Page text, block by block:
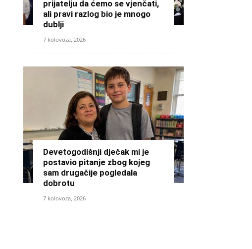
prijatelju da ćemo se vjenčati,
ali pravi razlog bio je mnogo
dublji
7 kolovoza, 2026
Devetogodišnji dječak mi je
postavio pitanje zbog kojeg
sam drugačije pogledala
dobrotu
7 kolovoza, 2026